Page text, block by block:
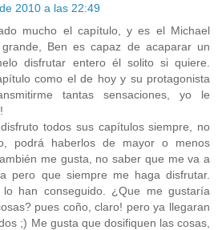
2010 a las 22:49
mucho el capítulo, y es el Michael
Ben es capaz de acaparar un
disfrutar entero él solito si quiere.
como el de hoy y su protagonista
tantas sensaciones, yo le
todos sus capítulos siempre, no
podrá haberlos de mayor o menos
me gusta, no saber que me va a
pero que siempre me haga disfrutar.
han conseguido. ¿Que me gustaría
pues coño, claro! pero ya llegaran
;) Me gusta que dosifiquen las cosas,